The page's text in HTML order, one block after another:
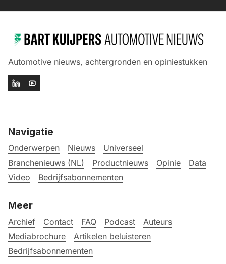
Automotive nieuws, achtergronden en opiniestukken
Navigatie
Onderwerpen Nieuws
Universeel
Branchenieuws (NL)
Productnieuws Opinie
Data
Video
Bedrijfsabonnementen
Meer
Archief Contact FAQ Podcast
Auteurs
Mediabrochure
Artikelen beluisteren
Bedrijfsabonnementen